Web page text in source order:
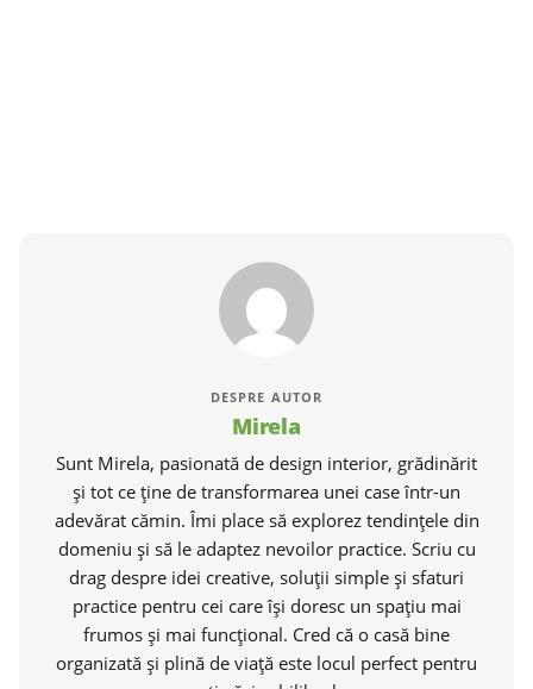
DESPRE AUTOR
Mirela
Sunt Mirela, pasionată de design interior, grădinărit
și tot ce ține de transformarea unei case într-un
adevărat cămin. Îmi place să explorez tendințele din
domeniu și să le adaptez nevoilor practice. Scriu cu
drag despre idei creative, soluții simple și sfaturi
practice pentru cei care își doresc un spațiu mai
frumos și mai funcțional. Cred că o casă bine
organizată și plină de viață este locul perfect pentru